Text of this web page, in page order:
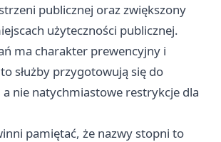
publicznej oraz zwiększony
użyteczności publicznej.
ma charakter prewencyjny i
służby przygotowują się do
a nie natychmiastowe restrykcje dla
pamiętać, że nazwy stopni to